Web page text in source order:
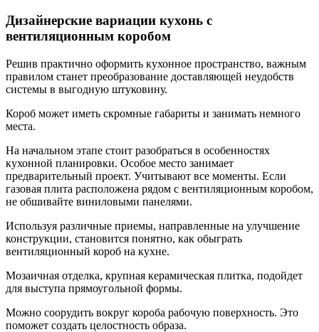
Дизайнерские вариации кухонь с
вентиляционным коробом
Решив практично оформить кухонное пространство, важным
правилом станет преобразование доставляющей неудобств
системы в выгодную штуковину.
Короб может иметь скромные габариты и занимать немного
места.
На начальном этапе стоит разобраться в особенностях
кухонной планировки. Особое место занимает
предварительный проект. Учитывают все моменты. Если
газовая плита расположена рядом с вентиляционным коробом,
не обшивайте виниловыми панелями.
Используя различные приемы, направленные на улучшение
конструкции, становится понятно, как обыграть
вентиляционный короб на кухне.
Мозаичная отделка, крупная керамическая плитка, подойдет
для выступа прямоугольной формы.
Можно соорудить вокруг короба рабочую поверхность. Это
поможет создать целостность образа.